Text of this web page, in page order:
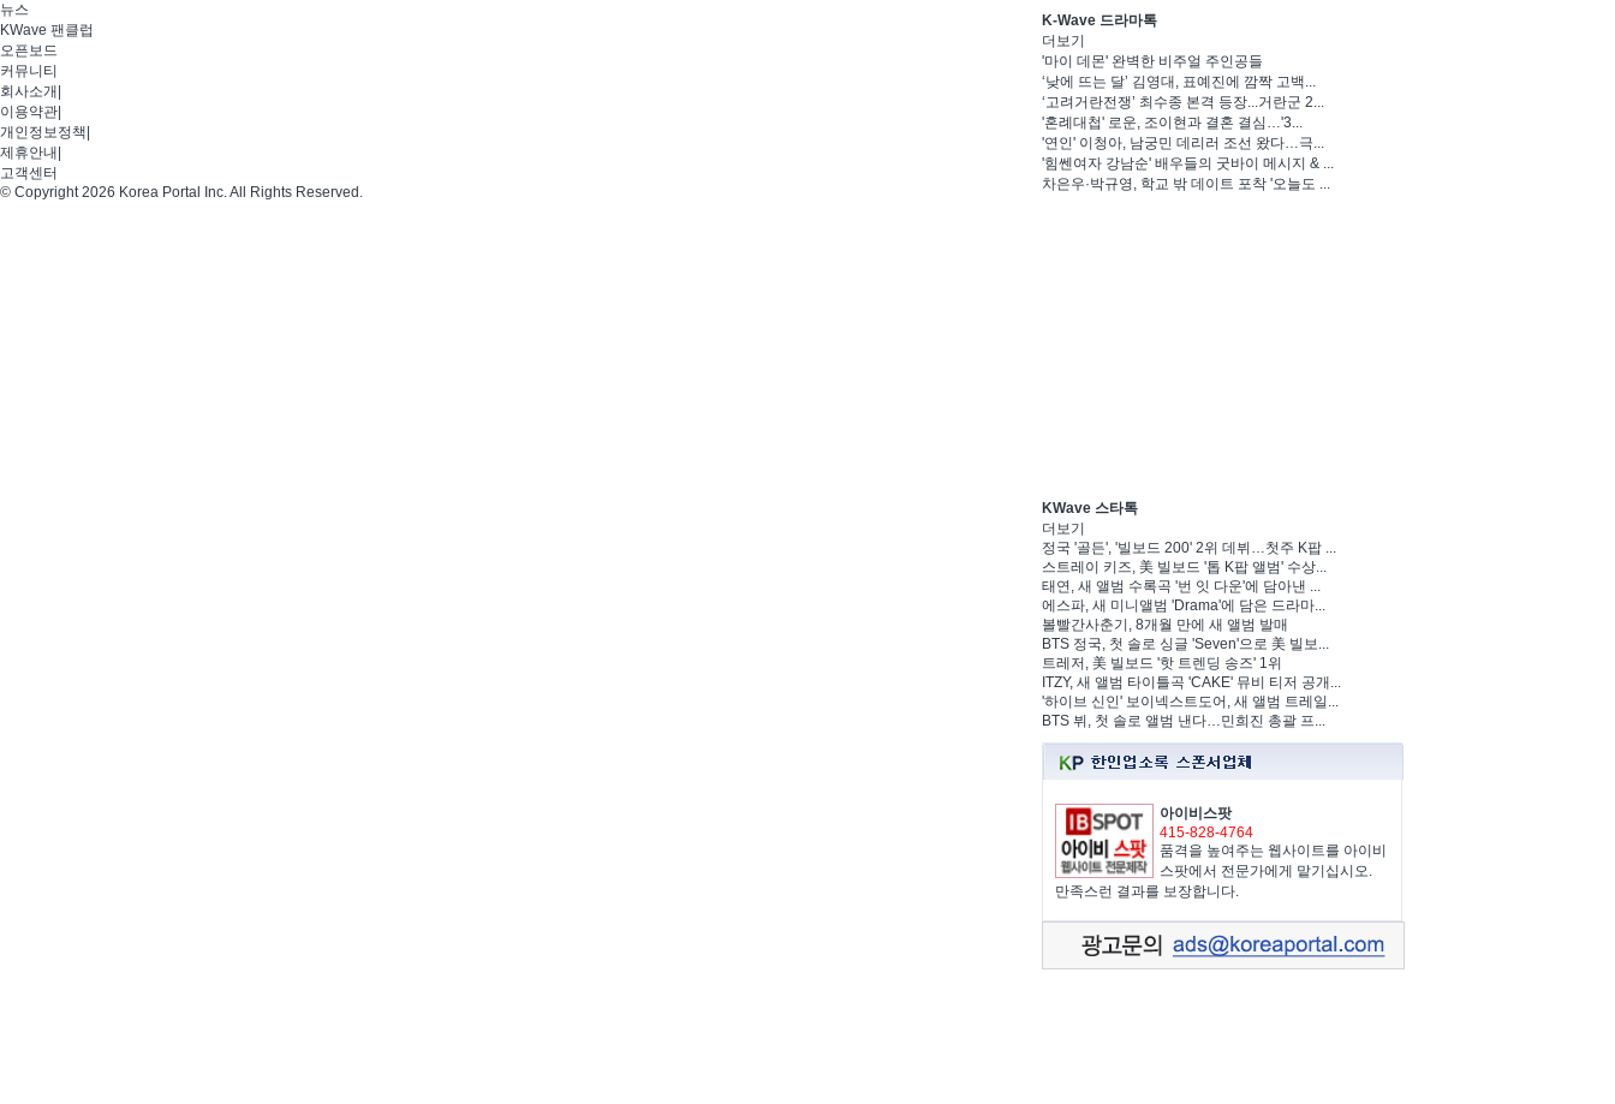
K-Wave 드라마톡
더보기
'마이 데몬' 완벽한 비주얼 주인공들
‘낮에 뜨는 달’ 김영대, 표예진에 깜짝 고백...
‘고려거란전쟁’ 최수종 본격 등장...거란군 2...
'혼례대첩' 로운, 조이현과 결혼 결심…'3...
'연인' 이청아, 남궁민 데리러 조선 왔다…극...
'힘쎈여자 강남순' 배우들의 굿바이 메시지 & ...
차은우·박규영, 학교 밖 데이트 포착 '오늘도 ...
KWave 스타톡
더보기
정국 '골든', '빌보드 200' 2위 데뷔…첫주 K팝 ...
스트레이 키즈, 美 빌보드 '톱 K팝 앨범' 수상...
태연, 새 앨범 수록곡 '번 잇 다운'에 담아낸 ...
에스파, 새 미니앨범 'Drama'에 담은 드라마...
볼빨간사춘기, 8개월 만에 새 앨범 발매
BTS 정국, 첫 솔로 싱글 'Seven'으로 美 빌보...
트레저, 美 빌보드 '핫 트렌딩 송즈' 1위
ITZY, 새 앨범 타이틀곡 'CAKE' 뮤비 티저 공개...
'하이브 신인' 보이넥스트도어, 새 앨범 트레일...
BTS 뷔, 첫 솔로 앨범 낸다…민희진 총괄 프...
아이비스팟
415-828-4764
품격을 높여주는 웹사이트를 아이비
스팟에서 전문가에게 맡기십시오.
만족스런 결과를 보장합니다.
뉴스
KWave 팬클럽
오픈보드
커뮤니티
회사소개
이용약관
개인정보정책
제휴안내
고객센터
© Copyright 2026 Korea Portal Inc. All Rights Reserved.